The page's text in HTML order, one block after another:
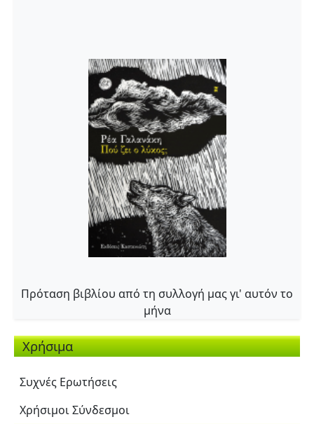
Πρόταση βιβλίου από τη συλλογή μας γι' αυτόν το
μήνα
Χρήσιμα
Συχνές Ερωτήσεις
Χρήσιμοι Σύνδεσμοι